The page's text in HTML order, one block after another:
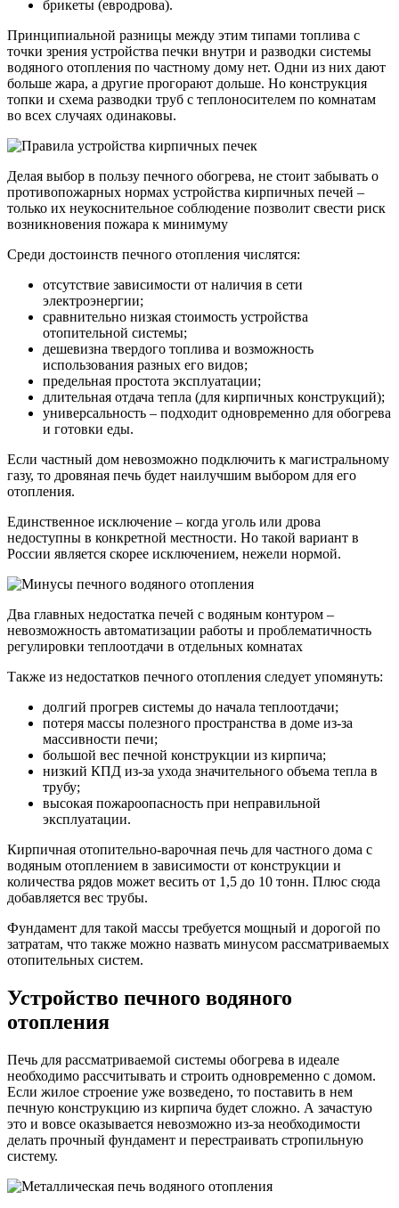
брикеты (евродрова).
Принципиальной разницы между этим типами топлива с
точки зрения устройства печки внутри и разводки системы
водяного отопления по частному дому нет. Одни из них дают
больше жара, а другие прогорают дольше. Но конструкция
топки и схема разводки труб с теплоносителем по комнатам
во всех случаях одинаковы.
Делая выбор в пользу печного обогрева, не стоит забывать о
противопожарных нормах устройства кирпичных печей –
только их неукоснительное соблюдение позволит свести риск
возникновения пожара к минимуму
Среди достоинств печного отопления числятся:
отсутствие зависимости от наличия в сети
электроэнергии;
сравнительно низкая стоимость устройства
отопительной системы;
дешевизна твердого топлива и возможность
использования разных его видов;
предельная простота эксплуатации;
длительная отдача тепла (для кирпичных конструкций);
универсальность – подходит одновременно для обогрева
и готовки еды.
Если частный дом невозможно подключить к магистральному
газу, то дровяная печь будет наилучшим выбором для его
отопления.
Единственное исключение – когда уголь или дрова
недоступны в конкретной местности. Но такой вариант в
России является скорее исключением, нежели нормой.
Два главных недостатка печей с водяным контуром –
невозможность автоматизации работы и проблематичность
регулировки теплоотдачи в отдельных комнатах
Также из недостатков печного отопления следует упомянуть:
долгий прогрев системы до начала теплоотдачи;
потеря массы полезного пространства в доме из-за
массивности печи;
большой вес печной конструкции из кирпича;
низкий КПД из-за ухода значительного объема тепла в
трубу;
высокая пожароопасность при неправильной
эксплуатации.
Кирпичная отопительно-варочная печь для частного дома с
водяным отоплением в зависимости от конструкции и
количества рядов может весить от 1,5 до 10 тонн. Плюс сюда
добавляется вес трубы.
Фундамент для такой массы требуется мощный и дорогой по
затратам, что также можно назвать минусом рассматриваемых
отопительных систем.
Устройство печного водяного
отопления
Печь для рассматриваемой системы обогрева в идеале
необходимо рассчитывать и строить одновременно с домом.
Если жилое строение уже возведено, то поставить в нем
печную конструкцию из кирпича будет сложно. А зачастую
это и вовсе оказывается невозможно из-за необходимости
делать прочный фундамент и перестраивать стропильную
систему.